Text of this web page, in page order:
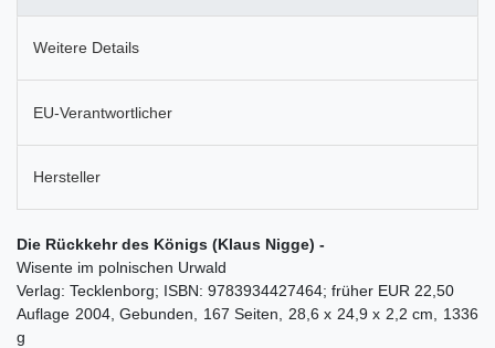
Weitere Details
EU-Verantwortlicher
Hersteller
Die Rückkehr des Königs (Klaus Nigge) -
Wisente im polnischen Urwald
Verlag: Tecklenborg; ISBN: 9783934427464; früher EUR 22,50
Auflage 2004, Gebunden, 167 Seiten, 28,6 x 24,9 x 2,2 cm, 1336
g